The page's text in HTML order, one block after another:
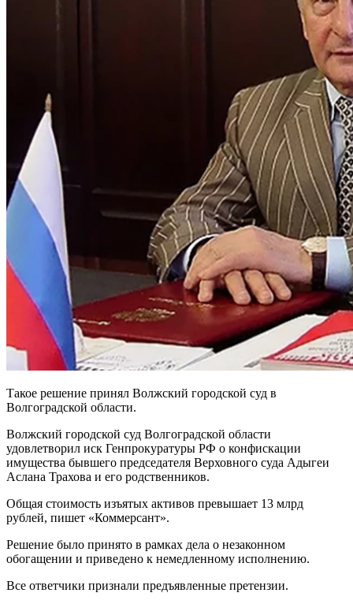
Такое решение принял Волжский городской суд в
Волгоградской области.
Волжский городской суд Волгоградской области
удовлетворил иск Генпрокуратуры РФ о конфискации
имущества бывшего председателя Верховного суда Адыгеи
Аслана Трахова и его родственников.
Общая стоимость изъятых активов превышает 13 млрд
рублей, пишет «Коммерсант».
Решение было принято в рамках дела о незаконном
обогащении и приведено к немедленному исполнению.
Все ответчики признали предъявленные претензии.